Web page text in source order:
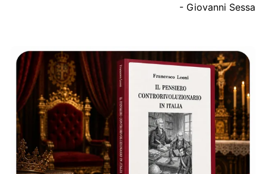
- Giovanni Sessa